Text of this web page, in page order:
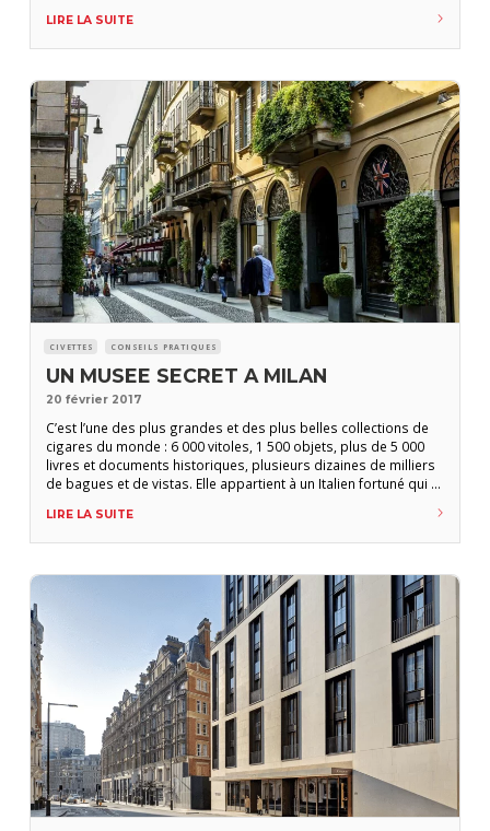
Amateur s’est basé sur les résultats
LIRE LA SUITE
CIVETTES CONSEILS PRATIQUES
UN MUSEE SECRET A MILAN
20 février 2017
C’est l’une des plus grandes et des plus belles collections de
cigares du monde : 6 000 vitoles, 1 500 objets, plus de 5 000
livres et documents historiques, plusieurs dizaines de milliers
de bagues et de vistas. Elle appartient à un Italien fortuné qui y
ans d’histoire d’amour avec le cigare Paolo
LIRE LA SUITE